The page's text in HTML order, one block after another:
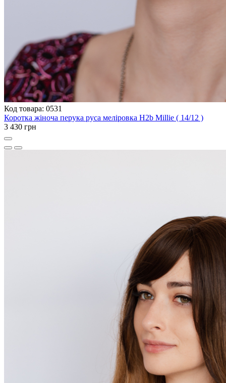
Код товара: 0531
Коротка жіноча перука руса меліровка H2b Millie ( 14/12 )
3 430 грн